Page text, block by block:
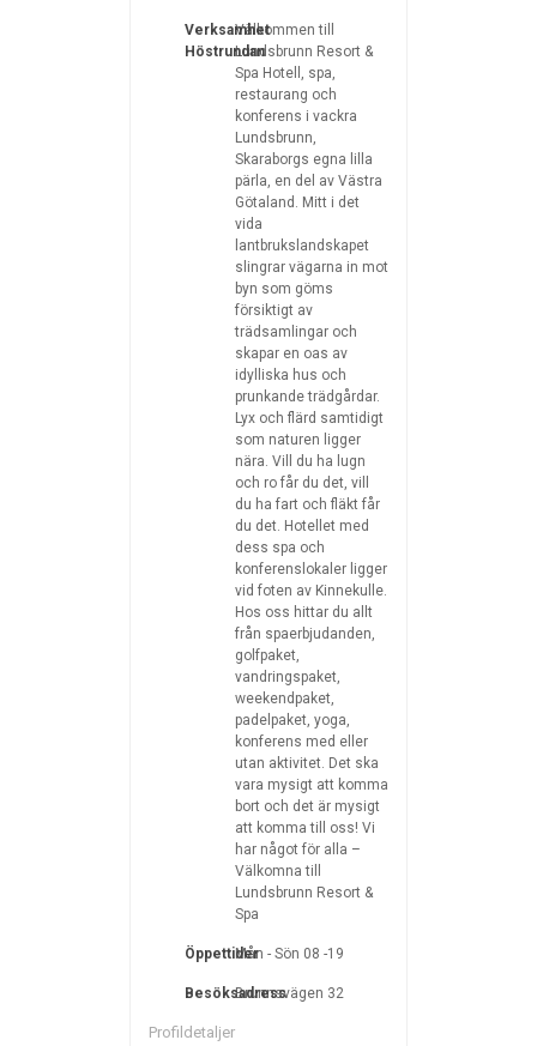
Verksamhet
Höstrundan
Välkommen till
Lundsbrunn Resort &
Spa Hotell, spa,
restaurang och
konferens i vackra
Lundsbrunn,
Skaraborgs egna lilla
pärla, en del av Västra
Götaland. Mitt i det
vida
lantbrukslandskapet
slingrar vägarna in mot
byn som göms
försiktigt av
trädsamlingar och
skapar en oas av
idylliska hus och
prunkande trädgårdar.
Lyx och flärd samtidigt
som naturen ligger
nära. Vill du ha lugn
och ro får du det, vill
du ha fart och fläkt får
du det. Hotellet med
dess spa och
konferenslokaler ligger
vid foten av Kinnekulle.
Hos oss hittar du allt
från spaerbjudanden,
golfpaket,
vandringspaket,
weekendpaket,
padelpaket, yoga,
konferens med eller
utan aktivitet. Det ska
vara mysigt att komma
bort och det är mysigt
att komma till oss! Vi
har något för alla –
Välkomna till
Lundsbrunn Resort &
Spa
ÖppettiderMån - Sön 08 -19
BesöksadressBrunnsvägen 32
Profildetaljer